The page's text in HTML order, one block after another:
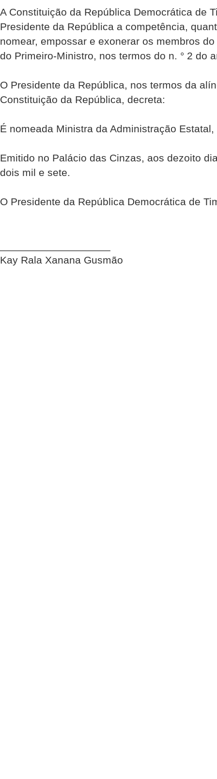
A Constituição da República Democrática de
Presidente da República a competência,
nomear, empossar e exonerar os membros
do Primeiro-Ministro, nos termos do n. ° 2 do
O Presidente da República, nos termos da
Constituição da República, decreta:
É nomeada Ministra da Administração
Emitido no Palácio das Cinzas, aos dezoito
dois mil e sete.
O Presidente da República Democrática de
Kay Rala Xanana Gusmão